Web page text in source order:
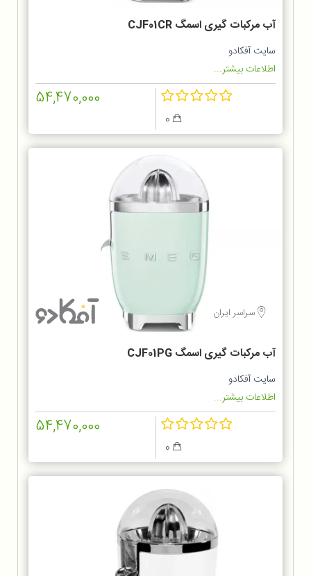
آب مرکبات گیری اسمگ CJF01CR
سایت آفکادو
اطلاعات بیشتر...
54,470,000
سراسر ایران
آب مرکبات گیری اسمگ CJF01PG
سایت آفکادو
اطلاعات بیشتر...
54,470,000